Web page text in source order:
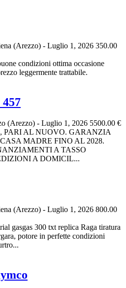
(Arezzo) - Luglio 1, 2026 350.00
condizioni ottima occasione
leggermente trattabile.
(Arezzo) - Luglio 1, 2026 5500.00 €
PARI AL NUOVO. GARANZIA
MADRE FINO AL 2028.
A TASSO
A DOMICIL...
(Arezzo) - Luglio 1, 2026 800.00
gasgas 300 txt replica Raga tiratura
potore in perfette condizioni